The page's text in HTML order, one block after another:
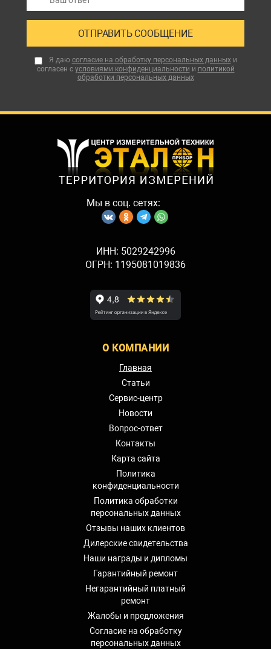
Я даю согласие на обработку персональных данныхи
согласен с условиями конфиденциальности и политикой
обработки персональных данных
Мы в соц. сетях:
ИНН: 5029242996
ОГРН: 1195081019836
О КОМПАНИИ
Главная
Статьи
Сервис-центр
Новости
Вопрос-ответ
Контакты
Карта сайта
Политика
конфиденциальности
Политика обработки
персональных данных
Отзывы наших клиентов
Дилерские свидетельства
Наши награды и дипломы
Гарантийный ремонт
Негарантийный платный
ремонт
Жалобы и предложения
Согласие на обработку
персональных данных